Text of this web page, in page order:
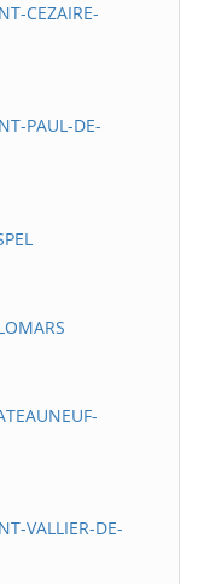
CEZAIRE-
PAUL-DE-
VALLIER-DE-